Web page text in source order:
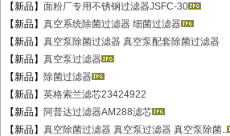
【新品】 面粉厂专用不锈钢过滤器JSFC-30
【新品】 真空系统除菌过滤器 细菌过滤器
【新品】 真空泵除菌过滤器 真空泵配套除菌过滤器
【新品】 真空泵过滤器
【新品】 除菌过滤器
【新品】 英格索兰滤芯23424922
【新品】 阿普达过滤器AM288滤芯
【新品】 真空除菌过滤器 真空泵过滤器 真空泵除菌..